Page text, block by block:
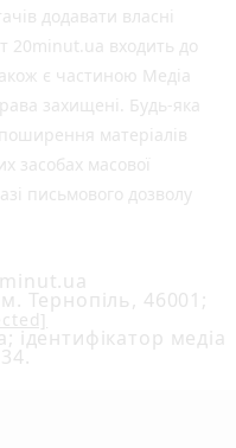
додавати власні
20minut.ua входить до
є частиною Медіа
захищені. Будь-яка
матеріалів
засобах масової
письмового дозволу
Тернопіль, 46001;
ідентифікатор медіа